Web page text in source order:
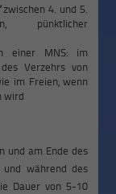
zwischen 4. und 5.
pünktlicher
einer MNS: im
Verzehrs von
im Freien, wenn
wird
und am Ende des
während des
Dauer von 5-10